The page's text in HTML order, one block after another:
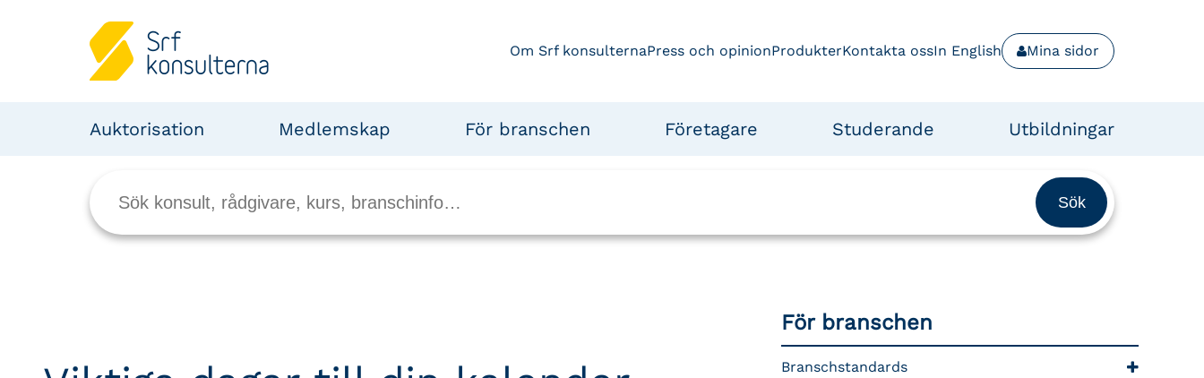
Om Srf konsulternaPress och opinionProdukterKontakta ossIn English Mina sidor
Auktorisation Medlemskap För branschen Företagare Studerande Utbildningar
För branschen
Branschstandards